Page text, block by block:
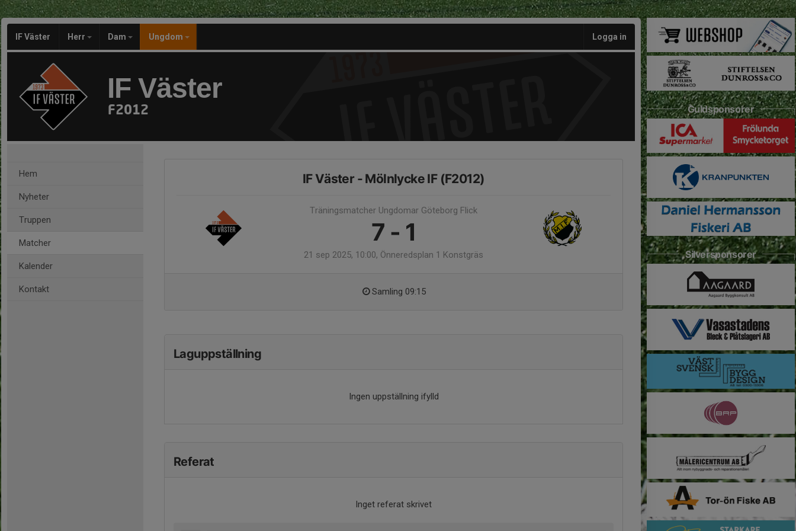
IF Väster Herr Dam Ungdom Logga in
IF Väster
F2012
Hem
Nyheter
Truppen
Matcher
Kalender
Kontakt
IF Väster - Mölnlycke IF (F2012)
Träningsmatcher Ungdomar Göteborg Flick
7 - 1
21 sep 2025, 10:00, Önneredsplan 1 Konstgräs
Samling 09:15
Laguppställning
Ingen uppställning ifylld
Referat
Inget referat skrivet
Guldsponsorer
Silversponsorer